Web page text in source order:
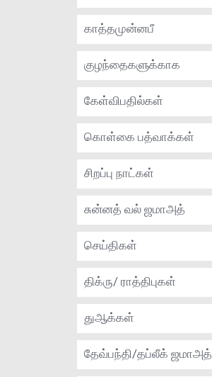
காத்தமுன்னபீ
குழந்தைகளுக்காக
கேள்விபதில்கள்
கொள்கை பத்வாக்கள்
சிறப்பு நாட்கள்
சுன்னத் வல் ஜமாஅத்
செய்திகள்
திக்ரு/ ராத்திபுகள்
துஆக்கள்
தேவ்பந்தி/தப்லீக் ஜமாஅத்